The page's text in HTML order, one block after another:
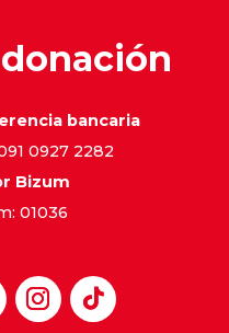
bancaria
0927 2282
Bizum
01036